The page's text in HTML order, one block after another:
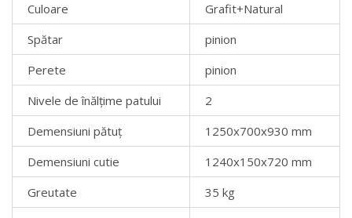
Culoare
Grafit+Natural
Spătar
pinion
Perete
pinion
Nivele de înălțime patului
2
Demensiuni pătuț
1250x700x930 mm
Demensiuni cutie
1240x150x720 mm
Greutate
35 kg